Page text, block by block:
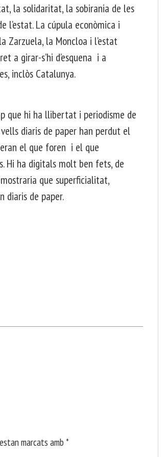
la solidaritat, la sobirania de les
l’estat. La cúpula econòmica i
Zarzuela, la Moncloa i l’estat
a girar-s’hi d’esquena i a
inclòs Catalunya.
que hi ha llibertat i periodisme de
diaris de paper han perdut el
el que foren i el que
Hi ha digitals molt ben fets, de
que superficialitat,
diaris de paper.
marcats amb *